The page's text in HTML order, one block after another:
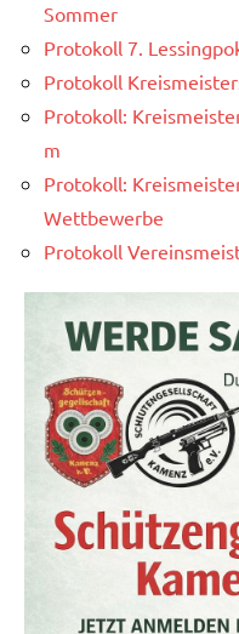
Sommer
Protokoll 7.
Protokoll
Protokoll:
m
Protokoll:
Wettbewerbe
Protokoll